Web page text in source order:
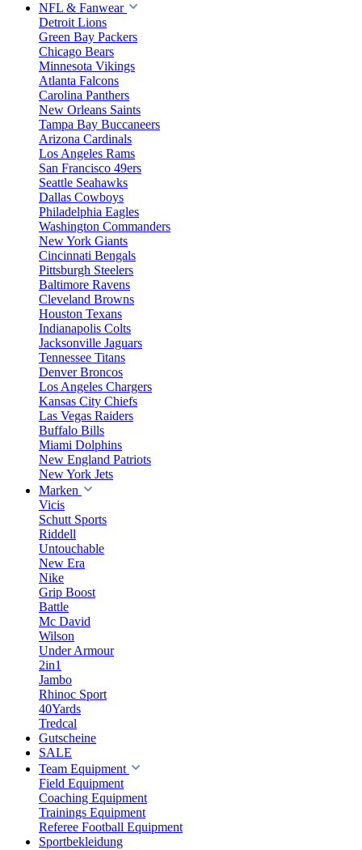
NFL & Fanwear
Detroit Lions
Green Bay Packers
Chicago Bears
Minnesota Vikings
Atlanta Falcons
Carolina Panthers
New Orleans Saints
Tampa Bay Buccaneers
Arizona Cardinals
Los Angeles Rams
San Francisco 49ers
Seattle Seahawks
Dallas Cowboys
Philadelphia Eagles
Washington Commanders
New York Giants
Cincinnati Bengals
Pittsburgh Steelers
Baltimore Ravens
Cleveland Browns
Houston Texans
Indianapolis Colts
Jacksonville Jaguars
Tennessee Titans
Denver Broncos
Los Angeles Chargers
Kansas City Chiefs
Las Vegas Raiders
Buffalo Bills
Miami Dolphins
New England Patriots
New York Jets
Marken
Vicis
Schutt Sports
Riddell
Untouchable
New Era
Nike
Grip Boost
Battle
Mc David
Wilson
Under Armour
2in1
Jambo
Rhinoc Sport
40Yards
Tredcal
Gutscheine
SALE
Team Equipment
Field Equipment
Coaching Equipment
Trainings Equipment
Referee Football Equipment
Sportbekleidung